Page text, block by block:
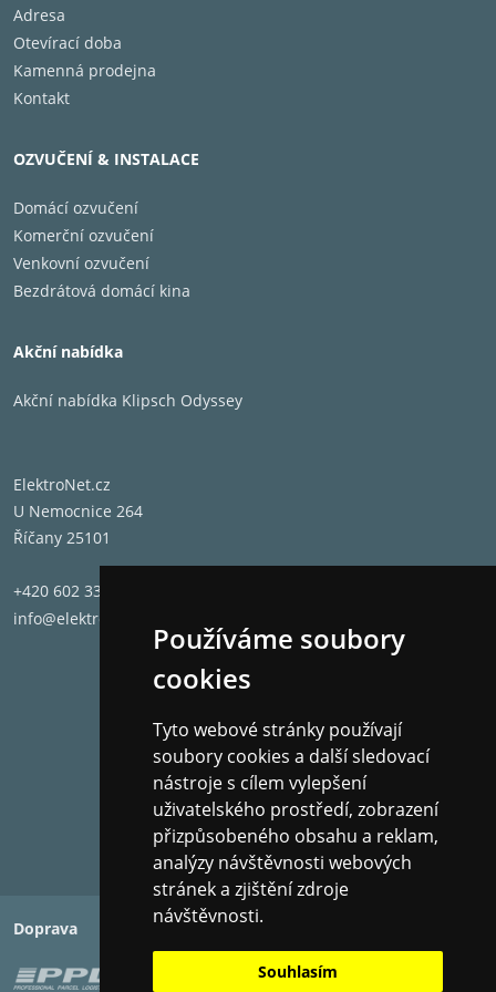
Používáme soubory
cookies
Tyto webové stránky používají
soubory cookies a další sledovací
nástroje s cílem vylepšení
uživatelského prostředí, zobrazení
přizpůsobeného obsahu a reklam,
analýzy návštěvnosti webových
stránek a zjištění zdroje
návštěvnosti.
Souhlasím
Impedance
Materiál krytu
Montážní hloubka
Rozměr výřezu
Hmotnost
Cena za
Příslušenství
Adresa
Otevírací doba
Kamenná prodejna
Kontakt
OZVUČENÍ & INSTALACE
Domácí ozvučení
Komerční ozvučení
Venkovní ozvučení
Bezdrátová domácí kina
Akční nabídka
Akční nabídka Klipsch Odyssey
ElektroNet.cz
U Nemocnice 264
Říčany 25101
+420 602 331 662
info@elektronet.cz
Doprava Platba